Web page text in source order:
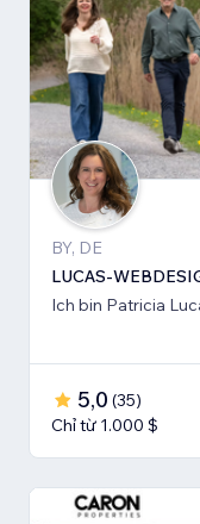
BY, DE
LUCAS-
Ich bin Patricia
5,0 (35)
Chỉ từ 1.000 $